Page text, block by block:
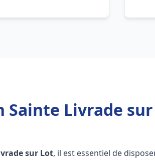
Livrade sur
sur Lot, il est essentiel de